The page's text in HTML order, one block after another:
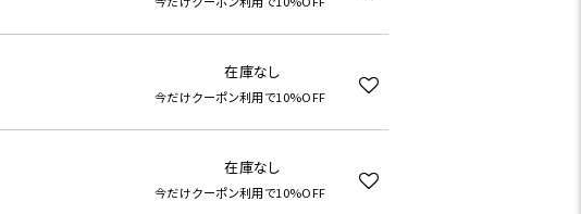
在庫なし
今だけクーポン利用で10%OFF
在庫なし
今だけクーポン利用で10%OFF